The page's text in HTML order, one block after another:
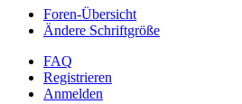
Foren-Übersicht
Ändere Schriftgröße
FAQ
Registrieren
Anmelden